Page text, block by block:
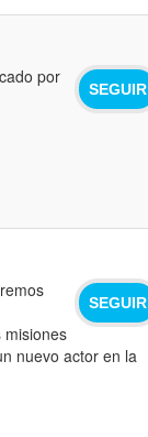
SEGUIR
por
SEGUIR
misiones
nuevo actor en la